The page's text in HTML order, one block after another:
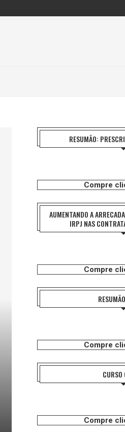
RESUMÃO:
Compre
AUMENTANDO A
IRPJ NAS
Compre
Compre
CURSO
Compre